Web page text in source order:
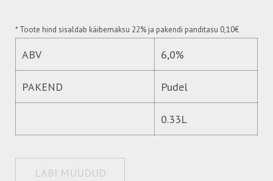
* Toote hind sisaldab käibemaksu 22% ja pakendi panditasu 0,10€
ABV 6,0%
PAKEND Pudel
0.33L
LÄBI MÜÜDUD